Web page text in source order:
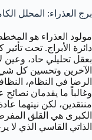
برج العذراء: المحلل
مولود العذراء هو
دائرة الأبراج. تحت
بعقل تحليلي حاد،
الآخرين وتحسين كل
الرضا في النظام،
وغالباً ما يقدمان
منتقدين، لكن نيتهما
الكبرى هي القلق
الذاتي القاسي الذي لا